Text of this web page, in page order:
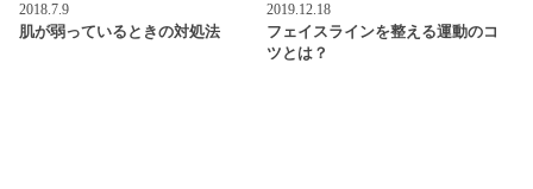
2018.7.9
肌が弱っているときの対処法
2019.12.18
フェイスラインを整える運動のコ
ツとは？